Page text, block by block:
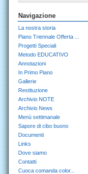
Navigazione
La nostra storia
Piano Triennale Offerta ...
Progetti Speciali
Metodo EDUCATIVO
Annotazioni
In Primo Piano
Gallerie
Restituzione
Archivio NOTE
Archivio News
Menù settimanale
Sapore di cibo buono
Documenti
Links
Dove siamo
Contatti
Cuoca comanda color...